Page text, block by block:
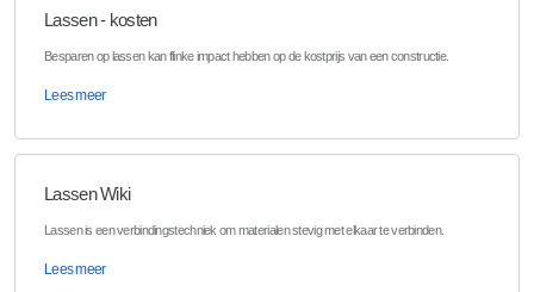
Lassen - kosten
Besparen op lassen kan flinke impact hebben op de kostprijs van een constructie.
Lees meer
Lassen Wiki
Lassen is een verbindingstechniek om materialen stevig met elkaar te verbinden.
Lees meer